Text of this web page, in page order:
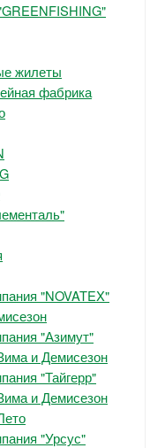
жилеты
фабрика
"NOVATEX"
"Азимут"
и Демисезон
"Тайгерр"
и Демисезон
"Урсус"